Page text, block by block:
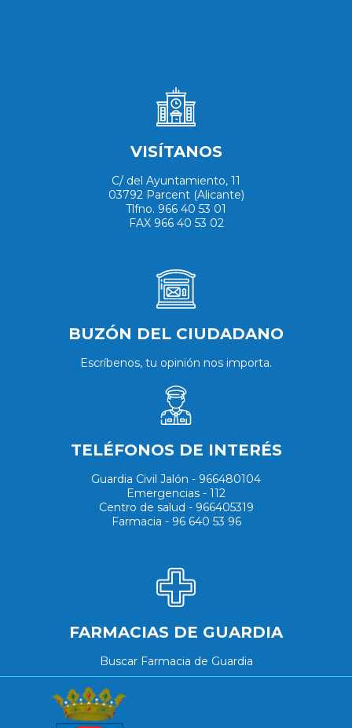
VISÍTANOS
C/ del Ayuntamiento, 11
03792 Parcent (Alicante)
Tlfno. 966 40 53 01
FAX 966 40 53 02
BUZÓN DEL CIUDADANO
Escríbenos, tu opinión nos importa.
TELÉFONOS DE INTERÉS
Guardia Civil Jalón - 966480104
Emergencias - 112
Centro de salud - 966405319
Farmacia - 96 640 53 96
FARMACIAS DE GUARDIA
Buscar Farmacia de Guardia